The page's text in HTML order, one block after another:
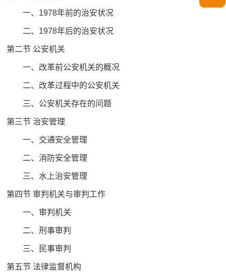
一、1978年前的治安状况
二、1978年后的治安状况
第二节 公安机关
一、改革前公安机关的概况
二、改革过程中的公安机关
三、公安机关存在的问题
第三节 治安管理
一、交通安全管理
二、消防安全管理
三、水上治安管理
第四节 审判机关与审判工作
一、审判机关
二、刑事审判
三、民事审判
第五节 法律监督机构